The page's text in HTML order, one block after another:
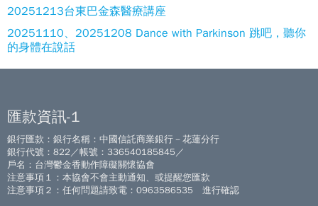
20251213台東巴金森醫療講座
20251110、20251208 Dance with Parkinson 跳吧，聽你
的身體在說話
匯款資訊-1
銀行匯款：銀行名稱：中國信託商業銀行－花蓮分行
銀行代號：822／帳號：336540185845／
戶名：台灣鬱金香動作障礙關懷協會
注意事項１：本協會不會主動通知、或提醒您匯款
注意事項２：任何問題請致電：0963586535 進行確認